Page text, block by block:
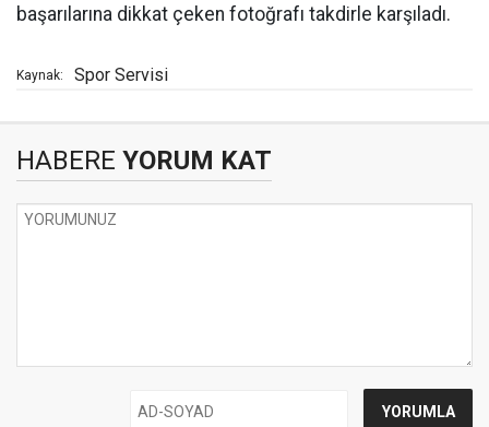
başarılarına dikkat çeken fotoğrafı takdirle karşıladı.
Kaynak: Spor Servisi
HABERE YORUM KAT